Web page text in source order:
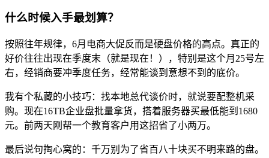
什么时候入手最划算？
按照往年规律，6月电商大促反而是硬盘价格的高点。真正的
好价往往出现在季度末（就是现在！），特别是这个月25号左
右，经销商要冲季度任务，经常能谈到意想不到的底价。
我有个私藏的小技巧：找本地总代谈价时，就说要配整机采
购。现在16TB企业盘批量拿货，搭着服务器买最低能到1680
元。前两天刚帮一个教育客户用这招省了小两万。
最后说句掏心窝的：千万别为了省百八十块买不明来路的盘。